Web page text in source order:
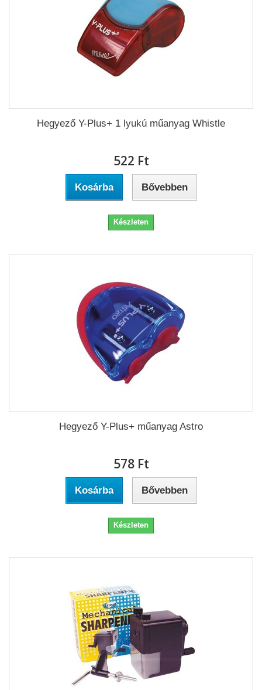
Hegyező Y-Plus+ 1 lyukú műanyag Whistle
522 Ft‎
Kosárba Bővebben
Készleten
Hegyező Y-Plus+ műanyag Astro
578 Ft‎
Kosárba Bővebben
Készleten